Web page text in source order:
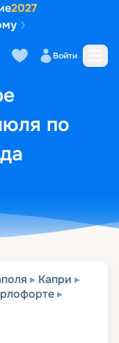
2027
Войти
по
Маршрут и
Капри